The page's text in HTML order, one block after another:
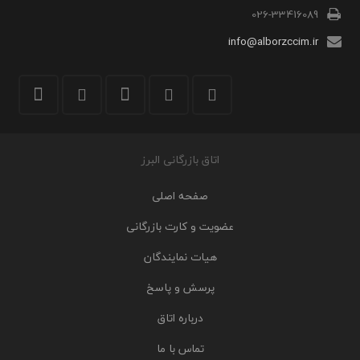
026-33416089
info@alborzccim.ir
اتاق بازرگانی البرز
صفحه اصلی
عضویت و کارت بازرگانی
هیات نمایندگان
پرسش و پاسخ
درباره اتاق
تماس با ما